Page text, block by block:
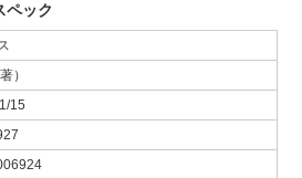
ペック
）
15